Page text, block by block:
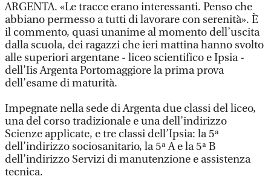
ARGENTA. «Le tracce erano interessanti. Penso che
abbiano permesso a tutti di lavorare con serenità». È
il commento, quasi unanime al momento dell’uscita
dalla scuola, dei ragazzi che ieri mattina hanno svolto
alle superiori argentane - liceo scientifico e Ipsia -
dell’Iis Argenta Portomaggiore la prima prova
dell’esame di maturità.
Impegnate nella sede di Argenta due classi del liceo,
una del corso tradizionale e una dell’indirizzo
Scienze applicate, e tre classi dell’Ipsia: la 5ª
dell’indirizzo sociosanitario, la 5ª A e la 5ª B
dell’indirizzo Servizi di manutenzione e assistenza
tecnica.